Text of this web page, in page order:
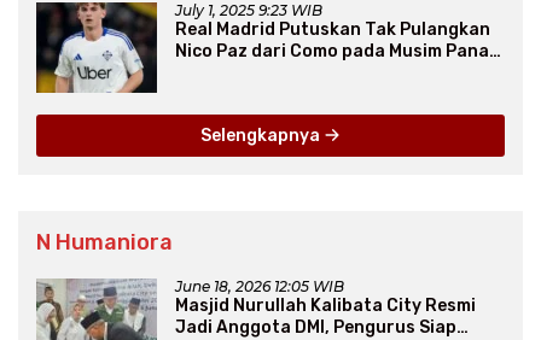
July 1, 2025 9:23 WIB
Real Madrid Putuskan Tak Pulangkan
Nico Paz dari Como pada Musim Panas
Selengkapnya
N Humaniora
June 18, 2026 12:05 WIB
Masjid Nurullah Kalibata City Resmi
Jadi Anggota DMI, Pengurus Siap